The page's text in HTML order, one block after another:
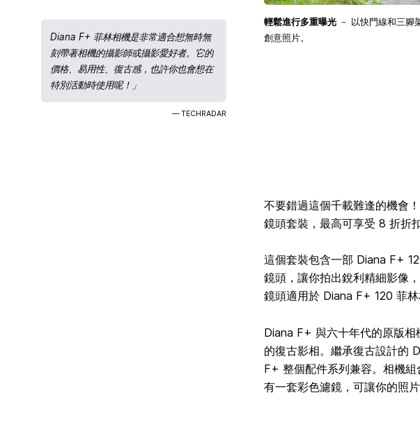
輕鬆進行多重曝光－ 以快門線和三腳
創意照片。
Diana F+ 菲林相機是非常適合想無時無
刻帶著相機的攝影師或攝影愛好者。它的
價格、易用性、復古感，也許你也會想在
特別活動時使用呢！」
— TECHRADAR
不要錯過這個千載難逢的機會
鏡頭套裝，最高可享受 8 折折
這個套裝包含一部 Diana F+
鏡頭，讓你拍出銳利精細影像
鏡頭適用於 Diana F+ 120 菲
Diana F+ 與六十年代的原版
的復古影相。繼承復古設計的
F+ 整個配件系列兼容。相機
有一套彩色濾鏡，可讓你的照